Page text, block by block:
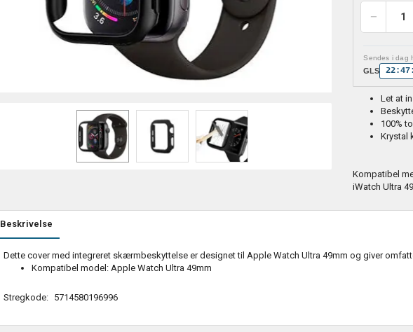
Sendes i dag
GLS
Let at
100%
Krystal
Kompatibel
iWatch Ultra
Beskrivelse
Dette cover med integreret skærmbeskyttelse er designet til Apple Watch Ultra 49mm og giver
Kompatibel model: Apple Watch Ultra 49mm
Stregkode: 5714580196996